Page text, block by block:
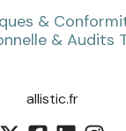
&
& Audits
allistic.fr